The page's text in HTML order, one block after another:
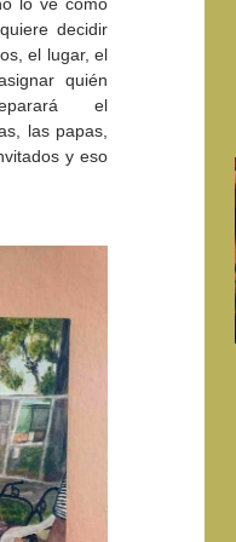
decidir
el lugar, el
quién
el
las papas,
y eso
Inaugura SC la colectiva
Expresión Plástica
Cachanilla 2026